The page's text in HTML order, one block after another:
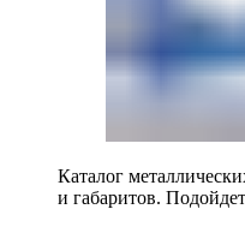
Каталог
и габаритов.